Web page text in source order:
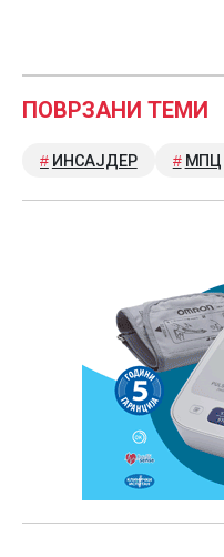
ПОВРЗАНИ ТЕМИ
ИНСАЈДЕР МПЦ